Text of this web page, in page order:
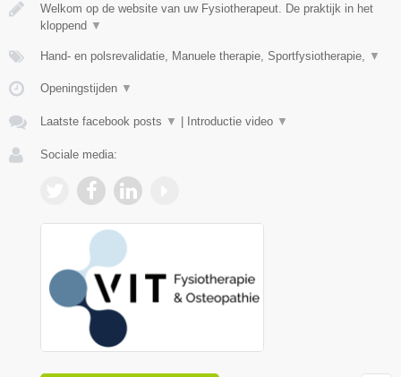
Welkom op de website van uw Fysiotherapeut. De praktijk in het
kloppend ▼
Hand- en polsrevalidatie, Manuele therapie, Sportfysiotherapie, ▼
Openingstijden ▼
Laatste facebook posts ▼ Introductie video ▼
Sociale media: